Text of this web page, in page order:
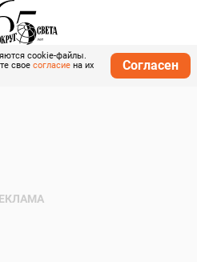
cookie-файлы.
свое согласие на их
Согласен